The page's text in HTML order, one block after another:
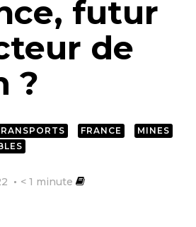
futur
de
?
FRANCE
MINES
< 1 minute
SUR FACEBOOK
SUR LINKEDIN